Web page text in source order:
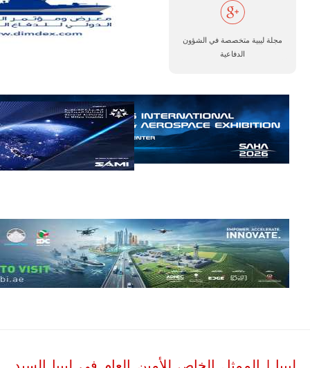
مجلة ليبية متخصصة في الشؤون
الدفاعية
أفريقيا
تتصدر العالم
في الطلب
إمبراير البرازيلية
للصناعات الجوية
أن تصبح القارة
الأفريقية أكبر
سوق عالمي
لطائرة الهجوم
الخفيف
عاماً المقبلة، مع
توقعات بتوريد
نحو 150…
للمزيد